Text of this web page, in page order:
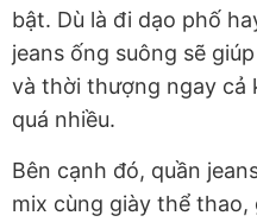
bật. Dù là đi dạo phố
jeans ống suông sẽ
và thời thượng ngay cả
quá nhiều.
Bên cạnh đó, quần
mix cùng giày thể